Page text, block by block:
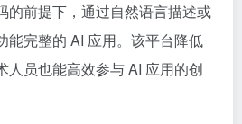
的前提下，通过自然语言描述或
能完整的 AI 应用。该平台降低
人员也能高效参与 AI 应用的创